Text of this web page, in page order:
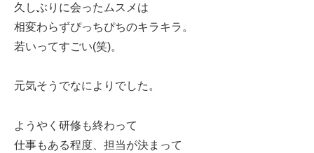
久しぶりに会ったムスメは
相変わらずぴっちぴちのキラキラ。
若いってすごい(笑)。
元気そうでなによりでした。
ようやく研修も終わって
仕事もある程度、担当が決まって